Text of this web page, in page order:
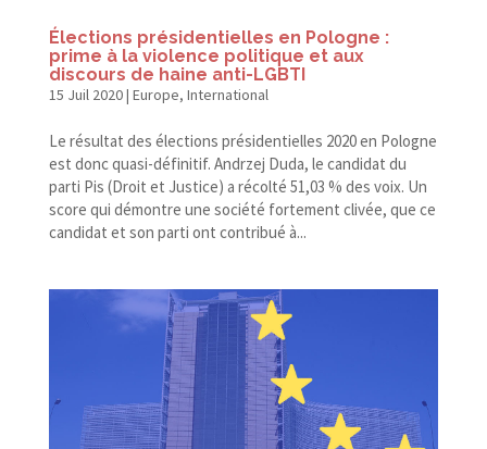
Élections présidentielles en Pologne :
prime à la violence politique et aux
discours de haine anti-LGBTI
15 Juil 2020| Europe, International
Le résultat des élections présidentielles 2020 en Pologne
est donc quasi-définitif. Andrzej Duda, le candidat du
parti Pis (Droit et Justice) a récolté 51,03 % des voix. Un
score qui démontre une société fortement clivée, que ce
candidat et son parti ont contribué à...